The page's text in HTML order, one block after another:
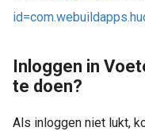
Inloggen in
te doen?
Als inloggen niet lukt,